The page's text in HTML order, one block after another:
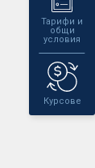
Тарифи и
общи
условия
Курсове